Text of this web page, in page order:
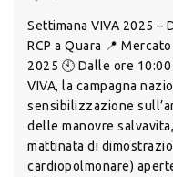
Settimana VIVA 2025 –
RCP a Quara 📍
2025 🕙 Dalle ore
VIVA, la campagna
sensibilizzazione
delle manovre
mattinata di
cardiopolmonare)